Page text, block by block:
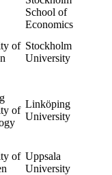
School of
Economics
of Stockholm
University
of
Linköping
University
of Uppsala
University